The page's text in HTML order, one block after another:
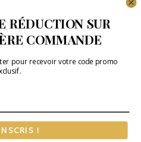
RÉDUCTION SUR
COMMANDE
pour recevoir votre code promo
!